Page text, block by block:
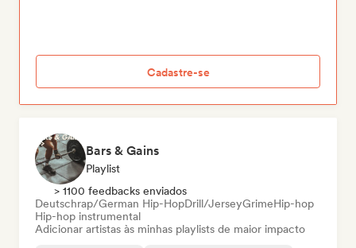
Cadastre-se
Bars & Gains
Playlist
> 1100 feedbacks enviados
Deutschrap/German Hip-HopDrill/JerseyGrimeHip-hop
Hip-hop instrumental
Adicionar artistas às minhas playlists de maior impacto